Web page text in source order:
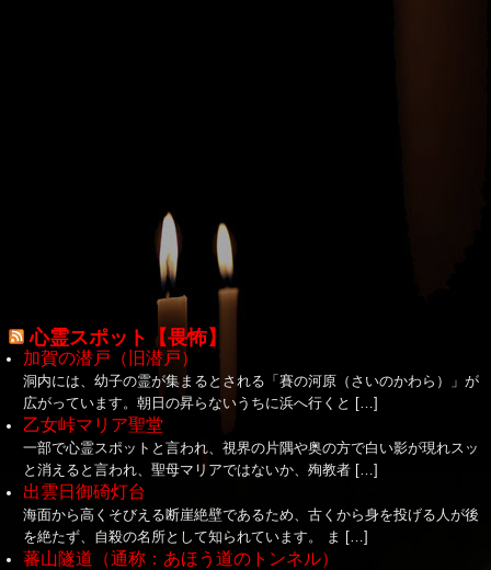
心霊スポット【畏怖】
加賀の潜戸（旧潜戸）
洞内には、幼子の霊が集まるとされる「賽の河原（さいのかわら）」が
広がっています。朝日の昇らないうちに浜へ行くと […]
乙女峠マリア聖堂
一部で心霊スポットと言われ、視界の片隅や奥の方で白い影が現れスッ
と消えると言われ、聖母マリアではないか、殉教者 […]
出雲日御碕灯台
海面から高くそびえる断崖絶壁であるため、古くから身を投げる人が後
を絶たず、自殺の名所として知られています。 ま […]
蕃山隧道（通称：あほう道のトンネル）